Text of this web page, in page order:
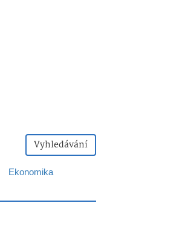
Vyhledávání
Ekonomika